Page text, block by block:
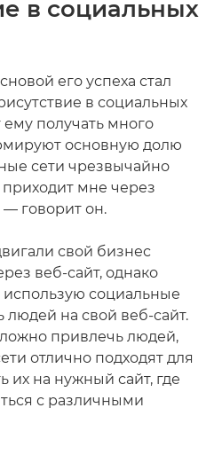
в социальных
его успеха стал
в социальных
ему получать много
основную долю
сети чрезвычайно
мне через
говорит он.
свой бизнес
веб-сайт, однако
использую социальные
людей на свой веб-сайт.
привлечь людей,
отлично подходят для
их на нужный сайт, где
с различными